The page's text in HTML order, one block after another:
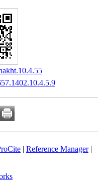
ProCite|Reference Manager